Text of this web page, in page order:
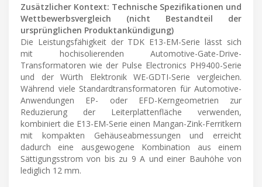
Zusätzlicher Kontext: Technische Spezifikationen und
Wettbewerbsvergleich (nicht Bestandteil der
ursprünglichen Produktankündigung)
Die Leistungsfähigkeit der TDK E13-EM-Serie lässt sich
mit hochisolierenden Automotive-Gate-Drive-
Transformatoren wie der Pulse Electronics PH9400-Serie
und der Würth Elektronik WE-GDTI-Serie vergleichen.
Während viele Standardtransformatoren für Automotive-
Anwendungen EP- oder EFD-Kerngeometrien zur
Reduzierung der Leiterplattenfläche verwenden,
kombiniert die E13-EM-Serie einen Mangan-Zink-Ferritkern
mit kompakten Gehäuseabmessungen und erreicht
dadurch eine ausgewogene Kombination aus einem
Sättigungsstrom von bis zu 9 A und einer Bauhöhe von
lediglich 12 mm.